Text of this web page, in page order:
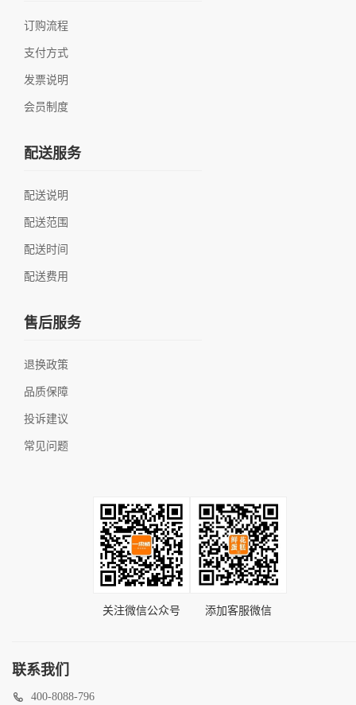
订购流程
支付方式
发票说明
会员制度
配送服务
配送说明
配送范围
配送时间
配送费用
售后服务
退换政策
品质保障
投诉建议
常见问题
关注微信公众号 添加客服微信
联系我们
400-8088-796